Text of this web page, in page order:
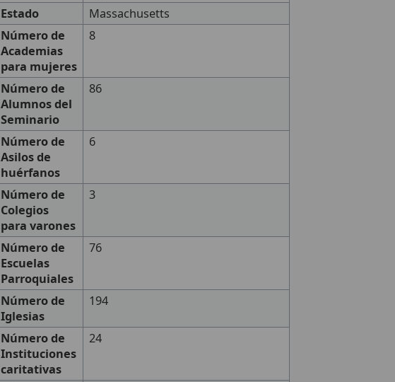
Estado
Massachusetts
Número de
Academias
para mujeres
8
Número de
Alumnos del
Seminario
86
Número de
Asilos de
huérfanos
6
Número de
Colegios
para varones
3
Número de
Escuelas
Parroquiales
76
Número de
Iglesias
194
Número de
Instituciones
caritativas
24